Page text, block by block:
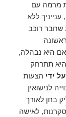
מרמה עם
ללא
שחבר רוכב
אם היא נבהלה,
תתרחק
על ידי הצעות
לנישואין
בחן לאורך
סקרנות, לאישה